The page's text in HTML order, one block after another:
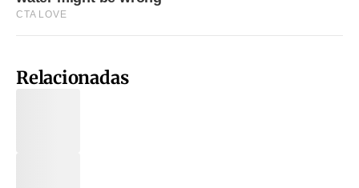
Relacionadas